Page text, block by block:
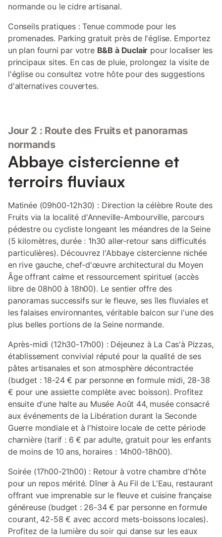
normande ou le cidre artisanal.
Conseils pratiques : Tenue commode pour les
promenades. Parking gratuit près de l'église. Emportez
un plan fourni par votre B&B à Duclair pour localiser les
principaux sites. En cas de pluie, prolongez la visite de
l'église ou consultez votre hôte pour des suggestions
d'alternatives couvertes.
Jour 2 : Route des Fruits et panoramas
normands
Abbaye cistercienne et
terroirs fluviaux
Matinée (09h00-12h30) : Direction la célèbre Route des
Fruits via la localité d'Anneville-Ambourville, parcours
pédestre ou cycliste longeant les méandres de la Seine
(5 kilomètres, durée : 1h30 aller-retour sans difficultés
particulières). Découvrez l'Abbaye cistercienne nichée
en rive gauche, chef-d'œuvre architectural du Moyen
Âge offrant calme et ressourcement spirituel (accès
libre de 08h00 à 18h00). Le sentier offre des
panoramas successifs sur le fleuve, ses îles fluviales et
les falaises environnantes, véritable balcon sur l'une des
plus belles portions de la Seine normande.
Après-midi (12h30-17h00) : Déjeunez à La Cas'à Pizzas,
établissement convivial réputé pour la qualité de ses
pâtes artisanales et son atmosphère décontractée
(budget : 18-24 € par personne en formule midi, 28-38
€ pour une assiette complète avec boisson). Profitez
ensuite d'une halte au Musée Août 44, musée consacré
aux événements de la Libération durant la Seconde
Guerre mondiale et à l'histoire locale de cette période
charnière (tarif : 6 € par adulte, gratuit pour les enfants
de moins de 10 ans, horaires : 14h00-18h00).
Soirée (17h00-21h00) : Retour à votre chambre d'hôte
pour un repos mérité. Dîner à Au Fil de L'Eau, restaurant
offrant vue imprenable sur le fleuve et cuisine française
généreuse (budget : 26-34 € par personne en formule
courant, 42-58 € avec accord mets-boissons locales).
Profitez de la lumière du soir qui danse sur les eaux